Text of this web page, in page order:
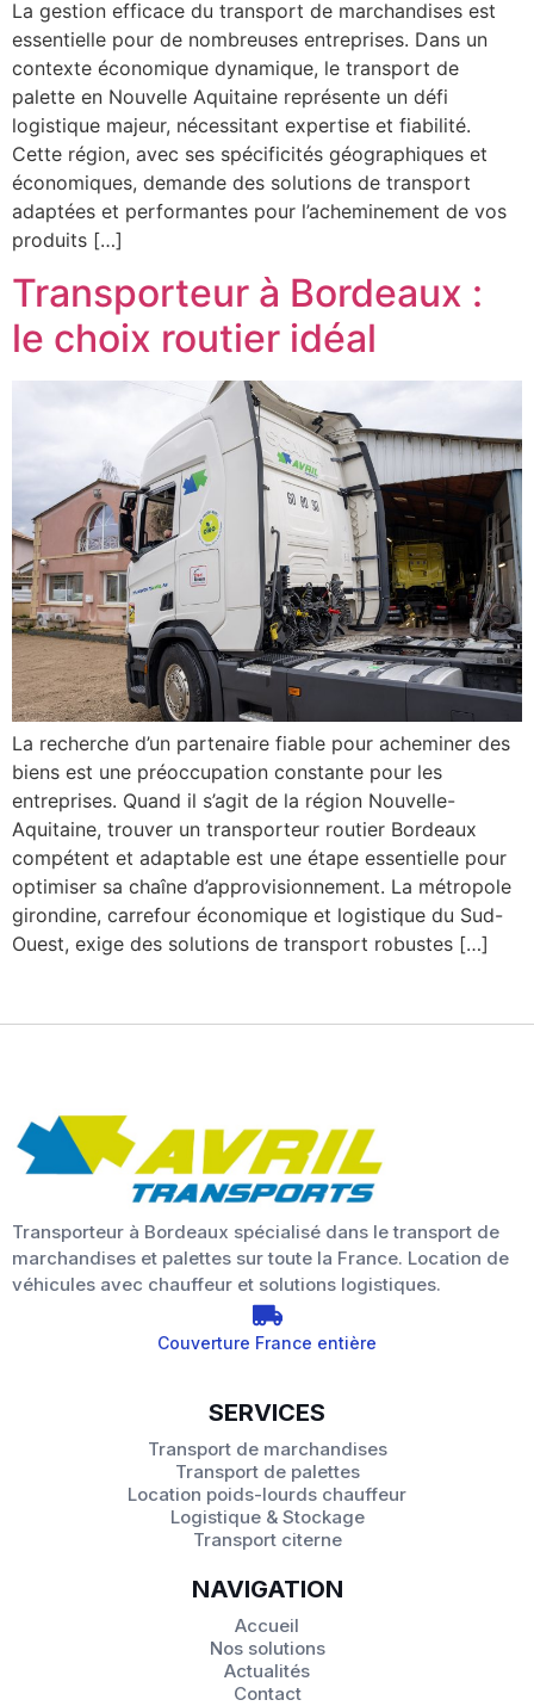
La gestion efficace du transport de marchandises est
essentielle pour de nombreuses entreprises. Dans un
contexte économique dynamique, le transport de
palette en Nouvelle Aquitaine représente un défi
logistique majeur, nécessitant expertise et fiabilité.
Cette région, avec ses spécificités géographiques et
économiques, demande des solutions de transport
adaptées et performantes pour l’acheminement de vos
produits […]
Transporteur à Bordeaux :
le choix routier idéal
La recherche d’un partenaire fiable pour acheminer des
biens est une préoccupation constante pour les
entreprises. Quand il s’agit de la région Nouvelle-
Aquitaine, trouver un transporteur routier Bordeaux
compétent et adaptable est une étape essentielle pour
optimiser sa chaîne d’approvisionnement. La métropole
girondine, carrefour économique et logistique du Sud-
Ouest, exige des solutions de transport robustes […]
Transporteur à Bordeaux spécialisé dans le transport de
marchandises et palettes sur toute la France. Location de
véhicules avec chauffeur et solutions logistiques.
Couverture France entière
SERVICES
Transport de marchandises
Transport de palettes
Location poids-lourds chauffeur
Logistique & Stockage
Transport citerne
NAVIGATION
Accueil
Nos solutions
Actualités
Contact